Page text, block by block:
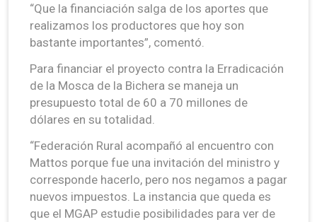
“Que la financiación salga de los aportes que
realizamos los productores que hoy son
bastante importantes”, comentó.
Para financiar el proyecto contra la Erradicación
de la Mosca de la Bichera se maneja un
presupuesto total de 60 a 70 millones de
dólares en su totalidad.
“Federación Rural acompañó al encuentro con
Mattos porque fue una invitación del ministro y
corresponde hacerlo, pero nos negamos a pagar
nuevos impuestos. La instancia que queda es
que el MGAP estudie posibilidades para ver de